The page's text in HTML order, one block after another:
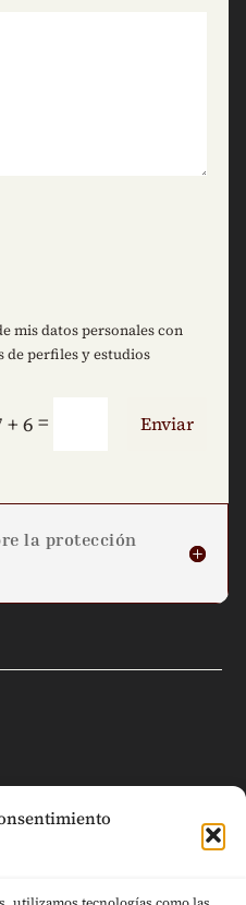
mis datos personales con
de perfiles y estudios
+ 6= Enviar
la protección